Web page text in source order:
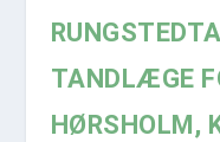
TANDLÆGE
HØRSHOLM,